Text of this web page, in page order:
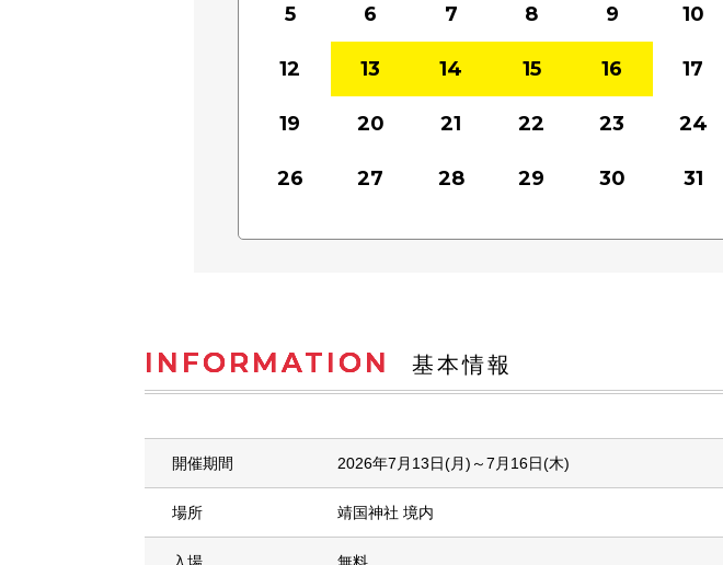
5 6 7 8 9 10
12 13 14 15 16 17
19 20 21 22 23 24
26 27 28 29 30 31
INFORMATION 基本情報
開催期間 2026年7月13日(月)～7月16日(木)
場所 靖国神社 境内